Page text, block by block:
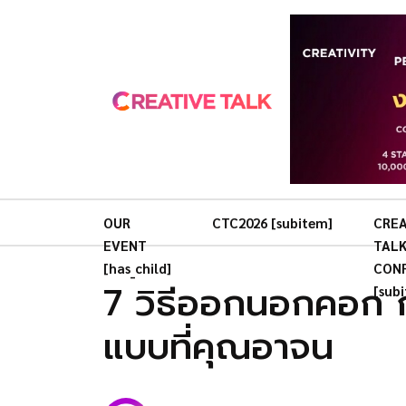
OUR
EVENT
[has_child]
CTC2026 [subitem]
7 วิธีออกนอกคอก
แบบที่คุณอาจน